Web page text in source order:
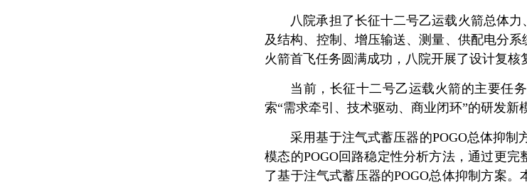
八院承担了长征十二号乙运载火箭总体
及结构、控制、增压输送、测量、供配电分
火箭首飞任务圆满成功，八院开展了设计复核
当前，长征十二号乙运载火箭的主要任
索“需求牵引、技术驱动、商业闭环”的研发新
采用基于注气式蓄压器的POGO总体抑制
模态的POGO回路稳定性分析方法，通过更
了基于注气式蓄压器的POGO总体抑制方案